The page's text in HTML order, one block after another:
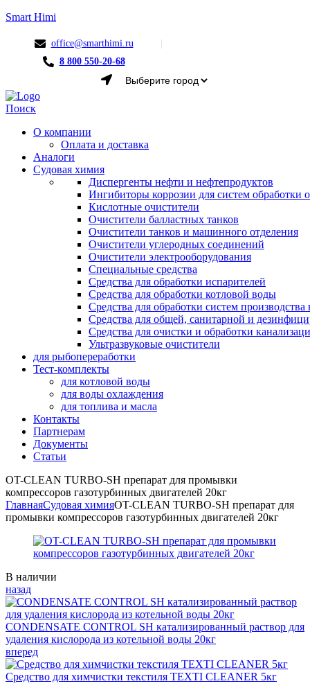
Smart Himi
8 800 550-20-68
office@smarthimi.ru
Menu
Поиск
О компании
Оплата и доставка
Аналоги
Судовая химия
Диспергенты нефти и нефтепродуктов
Ингибиторы коррозии для систем
Кислотные очистители
Очистители балластных танков
Очистители танков и машинного отделения
Очистители углеродных соединений
Очистители электрооборудования
Специальные средства
Средства для обработки испарителей
Средства для обработки котловой воды
Средства для обработки систем
Средства для общей, санитарной и
Средства для очистки и обработки
Ультразвуковые очистители
для рыбопереработки
Тест-комплекты
для котловой воды
для воды охлаждения
для топлива и масла
Контакты
Партнерам
Документы
Статьи
OT-CLEAN TURBO-SH препарат для промывки
компрессоров газотурбинных двигателей 20кг
ГлавнаяСудовая химияOT-CLEAN TURBO-SH препарат для
промывки компрессоров газотурбинных двигателей 20кг
Availability:
В наличии
назад
CONDENSATE CONTROL SH катализированный раствор для
удаления кислорода из котельной воды 20кг
вперед
Средство для химчистки текстиля TEXTI CLEANER 5кг